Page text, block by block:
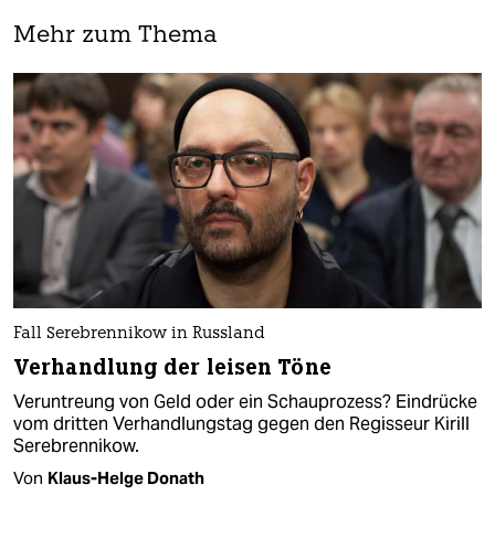
Mehr zum Thema
Fall Serebrennikow in Russland
Verhandlung der leisen Töne
Veruntreung von Geld oder ein Schauprozess? Eindrücke
vom dritten Verhandlungstag gegen den Regisseur Kirill
Serebrennikow.
Von Klaus-Helge Donath